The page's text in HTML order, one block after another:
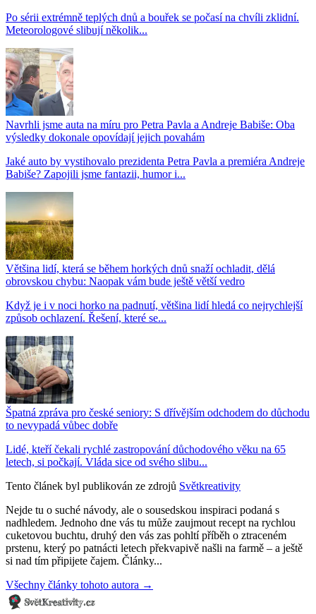
Po sérii extrémně teplých dnů a bouřek se počasí na chvíli zklidní.
Meteorologové slibují několik...
Navrhli jsme auta na míru pro Petra Pavla a Andreje Babiše: Oba
výsledky dokonale opovídají jejich povahám
Jaké auto by vystihovalo prezidenta Petra Pavla a premiéra Andreje
Babiše? Zapojili jsme fantazii, humor i...
Většina lidí, která se během horkých dnů snaží ochladit, dělá
obrovskou chybu: Naopak vám bude ještě větší vedro
Když je i v noci horko na padnutí, většina lidí hledá co nejrychlejší
způsob ochlazení. Řešení, které se...
Špatná zpráva pro české seniory: S dřívějším odchodem do důchodu
to nevypadá vůbec dobře
Lidé, kteří čekali rychlé zastropování důchodového věku na 65
letech, si počkají. Vláda sice od svého slibu...
Tento článek byl publikován ze zdrojů Světkreativity
Nejde tu o suché návody, ale o sousedskou inspiraci podaná s
nadhledem. Jednoho dne vás tu může zaujmout recept na rychlou
cuketovou buchtu, druhý den vás zas pohltí příběh o ztraceném
prstenu, který po patnácti letech překvapivě našli na farmě – a ještě
si nad tím připijete čajem. Články...
Všechny články tohoto autora →